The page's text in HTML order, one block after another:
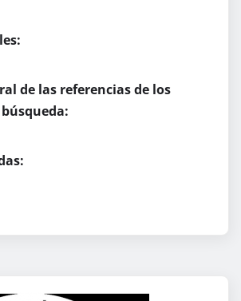
de las referencias de los